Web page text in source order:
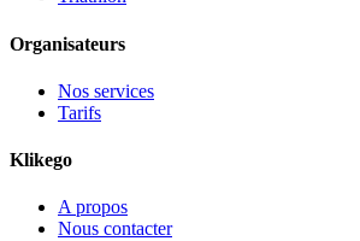
Organisateurs
Nos services
Tarifs
Klikego
A propos
Nous contacter